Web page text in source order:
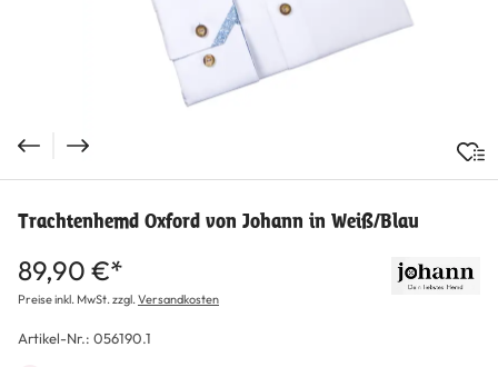
Trachtenhemd Oxford von Johann in Weiß/Blau
89,90 €*
Preise inkl. MwSt. zzgl.Versandkosten
Artikel-Nr.: 056190.1